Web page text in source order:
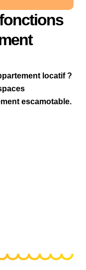
locatif ?
escamotable.